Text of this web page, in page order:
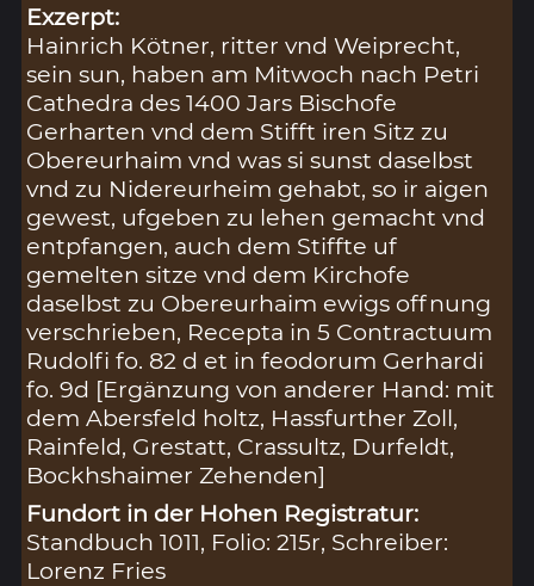
Exzerpt:
Hainrich Kötner, ritter vnd Weiprecht,
sein sun, haben am Mitwoch nach Petri
Cathedra des 1400 Jars Bischofe
Gerharten vnd dem Stifft iren Sitz zu
Obereurhaim vnd was si sunst daselbst
vnd zu Nidereurheim gehabt, so ir aigen
gewest, ufgeben zu lehen gemacht vnd
entpfangen, auch dem Stiffte uf
gemelten sitze vnd dem Kirchofe
daselbst zu Obereurhaim ewigs offnung
verschrieben, Recepta in 5 Contractuum
Rudolfi fo. 82 d et in feodorum Gerhardi
fo. 9d [Ergänzung von anderer Hand: mit
dem Abersfeld holtz, Hassfurther Zoll,
Rainfeld, Grestatt, Crassultz, Durfeldt,
Bockhshaimer Zehenden]
Fundort in der Hohen Registratur:
Standbuch 1011, Folio: 215r, Schreiber:
Lorenz Fries